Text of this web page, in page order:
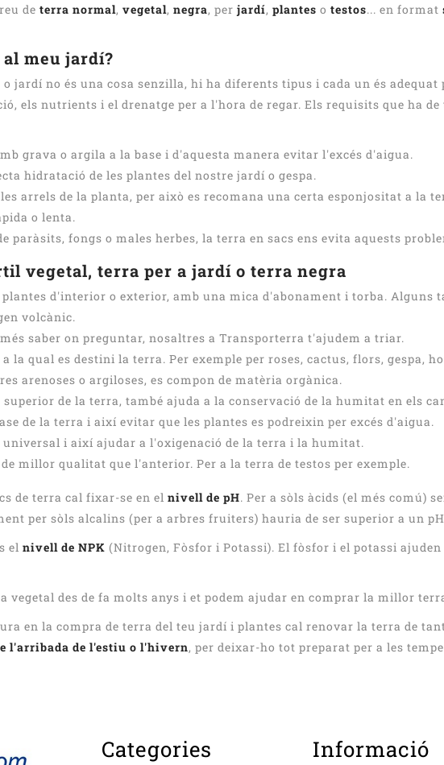
de terra normal, vegetal, negra, per jardí, plantes o testos... en format
meu jardí?
jardí no és una cosa senzilla, hi ha diferents tipus i cada un és
els nutrients i el drenatge per a l'hora de regar. Els requisits que ha
grava o argila a la base i d'aquesta manera evitar l'excés d'aigua.
hidratació de les plantes del nostre jardí o gespa.
arrels de la planta, per això es recomana una certa esponjositat a la
o lenta.
paràsits, fongs o males herbes, la terra en sacs ens evita aquests
vegetal, terra per a jardí o terra negra
d'interior o exterior, amb una mica d'abonament i torba. Alguns
volcànic.
saber on preguntar, nosaltres a Transporterra t'ajudem a triar.
la qual es destini la terra. Per exemple per roses, cactus, flors, gespa,
arenoses o argiloses, es compon de matèria orgànica.
de la terra, també ajuda a la conservació de la humitat en els
de la terra i així evitar que les plantes es podreixin per excés d'aigua.
i així ajudar a l'oxigenació de la terra i la humitat.
millor qualitat que l'anterior. Per a la terra de testos per exemple.
de terra cal fixar-se en el nivell de pH. Per a sòls àcids (el més comú)
per sòls alcalins (per a arbres fruiters) hauria de ser superior a un pH
el nivell de NPK (Nitrogen, Fòsfor i Potassi). El fòsfor i el potassi
vegetal des de fa molts anys i et podem ajudar en comprar la millor
en la compra de terra del teu jardí i plantes cal renovar la terra de
l'arribada de l'estiu o l'hivern, per deixar-ho tot preparat per a les
Categories Informació